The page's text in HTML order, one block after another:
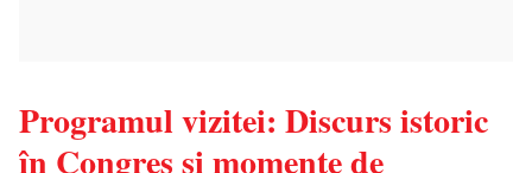
Programul vizitei: Discurs istoric
în Congres și momente de